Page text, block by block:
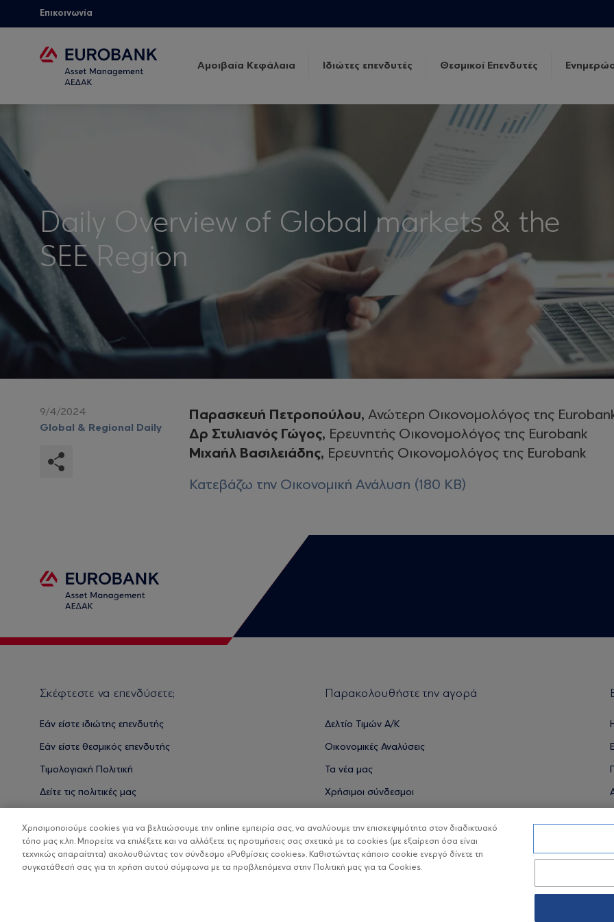
Επικοινωνία
Αμοιβαία Κεφάλαια Ιδιώτες επενδυτές Θεσμικοί Επενδυτές
Daily Overview of Global markets & the
SEE Region
9/4/2024
Global & Regional Daily
Παρασκευή Πετροπούλου, Ανώτερη Οικονομολόγος της
Δρ Στυλιανός Γώγος, Ερευνητής Οικονομολόγος της Eurobank
Μιχαήλ Βασιλειάδης, Ερευνητής Οικονομολόγος της Eurobank
Κατεβάζω την Οικονομική Ανάλυση (180 KB)
Σκέφτεστε να επενδύσετε;
Εάν είστε ιδιώτης επενδυτής
Εάν είστε θεσμικός επενδυτής
Τιμολογιακή Πολιτική
Δείτε τις πολιτικές μας
Παρακολουθήστε την αγορά
Δελτίο Τιμών Α/Κ
Οικονομικές Αναλύσεις
Τα νέα μας
Χρήσιμοι σύνδεσμοι
ΟΙ ΟΣΕΚΑ ΔΕΝ ΕΧΟΥΝ ΕΓΓΥΗΜΕΝΗ ΑΠΟΔΟΣΗ ΚΑΙ ΟΙ
Χρησιμοποιούμε cookies για να βελτιώσουμε την online εμπειρία σας, να αναλύουμε την επισκεψιμότητα στον διαδικτυακό
τόπο μας κ.λπ. Μπορείτε να επιλέξετε και να αλλάξετε τις προτιμήσεις σας σχετικά με τα cookies (με εξαίρεση όσα είναι
τεχνικώς απαραίτητα) ακολουθώντας τον σύνδεσμο «Ρυθμίσεις cookies». Καθιστώντας κάποιο cookie ενεργό δίνετε τη
συγκατάθεσή σας για τη χρήση αυτού σύμφωνα με τα προβλεπόμενα στην Πολιτική μας για τα Cookies.